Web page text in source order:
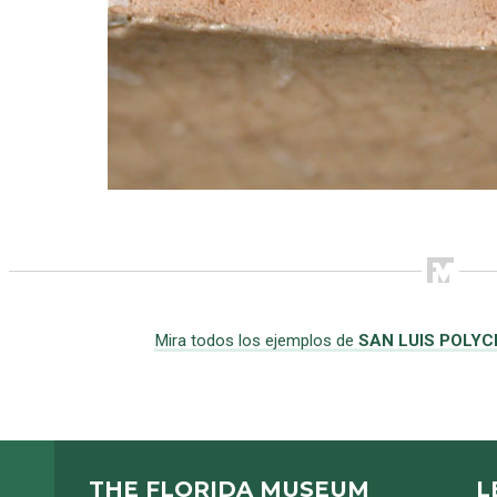
Mira todos los ejemplos deSAN LUIS
THE FLORIDA MUSEUM